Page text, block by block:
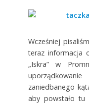
Wcześniej
teraz informacja
„Iskra” w
zaniedbanego
aby powstało tu